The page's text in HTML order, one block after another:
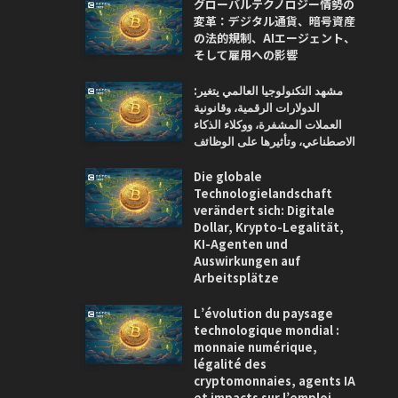
グローバルテクノロジー情勢の
変革：デジタル通貨、暗号資産
の法的規制、AIエージェント、
そして雇用への影響
مشهد التكنولوجيا العالمي يتغير:
الدولارات الرقمية، وقانونية
العملات المشفرة، ووكلاء الذكاء
الاصطناعي، وتأثيرها على الوظائف
Die globale
Technologielandschaft
verändert sich: Digitale
Dollar, Krypto-Legalität,
KI-Agenten und
Auswirkungen auf
Arbeitsplätze
L’évolution du paysage
technologique mondial :
monnaie numérique,
légalité des
cryptomonnaies, agents IA